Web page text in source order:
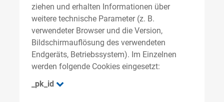
ziehen und erhalten Informationen über
weitere technische Parameter (z. B.
verwendeter Browser und die Version,
Bildschirmauflösung des verwendeten
Endgeräts, Betriebssystem). Im Einzelnen
werden folgende Cookies eingesetzt:
_pk_id